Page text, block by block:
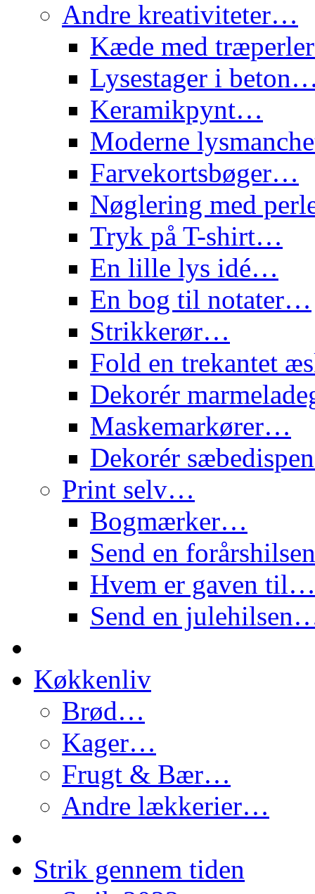
Andre kreativiteter…
Kæde med
Lysestager i
Keramikpynt…
Moderne
Farvekortsbøger…
Nøglering med
Tryk på T-shirt…
En lille lys idé…
En bog til notater…
Strikkerør…
Fold en trekantet
Dekorér
Maskemarkører…
Dekorér
Print selv…
Bogmærker…
Send en
Hvem er gaven til…
Send en
Køkkenliv
Brød…
Kager…
Frugt & Bær…
Andre lækkerier…
Strik gennem tiden